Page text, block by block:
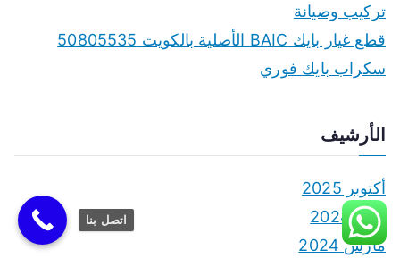
تركيب وصيانة
قطع غيار بايك BAIC الأصلية بالكويت 50805535
سكراب بايك فوري
الأرشيف
أكتوبر 2025
يونيو 2024
مارس 2024
اتصل بنا